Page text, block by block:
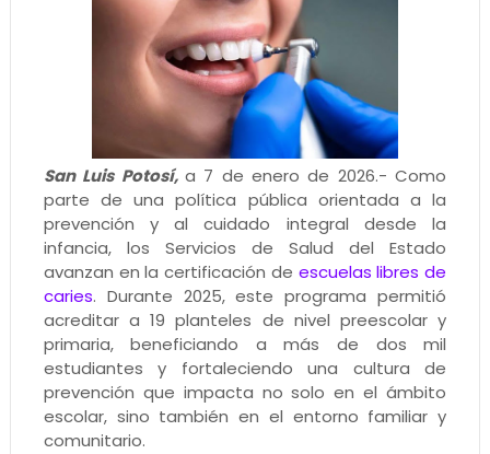
San Luis Potosí, a 7 de enero de 2026.- Como
parte de una política pública orientada a la
prevención y al cuidado integral desde la
infancia, los Servicios de Salud del Estado
avanzan en la certificación de escuelas libres de
caries. Durante 2025, este programa permitió
acreditar a 19 planteles de nivel preescolar y
primaria, beneficiando a más de dos mil
estudiantes y fortaleciendo una cultura de
prevención que impacta no solo en el ámbito
escolar, sino también en el entorno familiar y
comunitario.